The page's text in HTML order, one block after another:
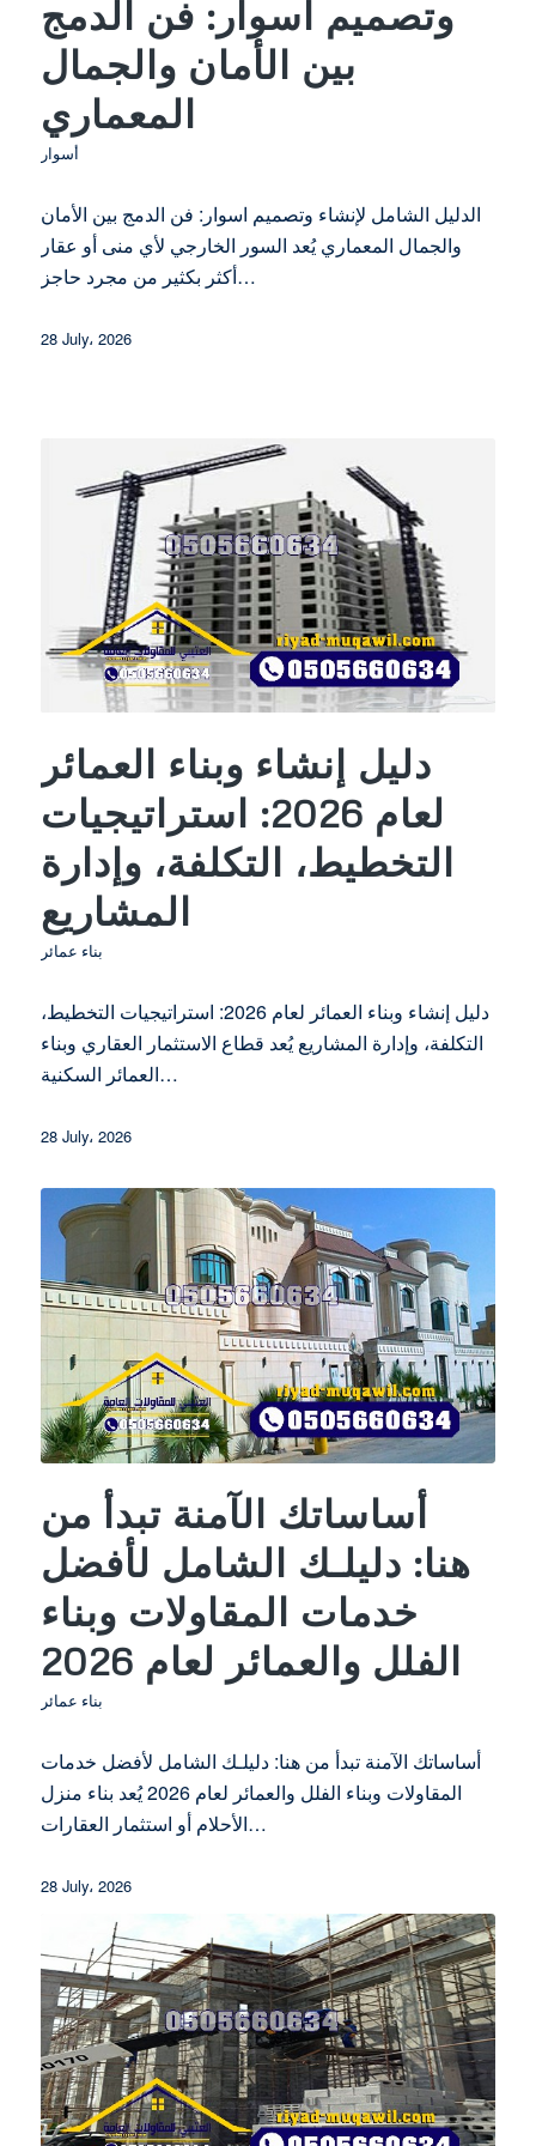
وتصميم اسوار: فن الدمج
بين الأمان والجمال
المعماري
أسوار
الدليل الشامل لإنشاء وتصميم اسوار: فن الدمج بين الأمان
والجمال المعماري يُعد السور الخارجي لأي منى أو عقار
أكثر بكثير من مجرد حاجز…
28 July، 2026
دليل إنشاء وبناء العمائر
لعام 2026: استراتيجيات
التخطيط، التكلفة، وإدارة
المشاريع
بناء عمائر
دليل إنشاء وبناء العمائر لعام 2026: استراتيجيات التخطيط،
التكلفة، وإدارة المشاريع يُعد قطاع الاستثمار العقاري وبناء
العمائر السكنية…
28 July، 2026
أساساتك الآمنة تبدأ من
هنا: دليلـك الشامل لأفضل
خدمات المقاولات وبناء
الفلل والعمائر لعام 2026
بناء عمائر
أساساتك الآمنة تبدأ من هنا: دليلـك الشامل لأفضل خدمات
المقاولات وبناء الفلل والعمائر لعام 2026 يُعد بناء منزل
الأحلام أو استثمار العقارات…
28 July، 2026